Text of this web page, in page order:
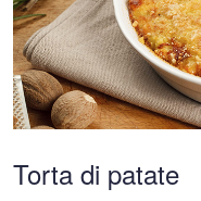
Torta di patate